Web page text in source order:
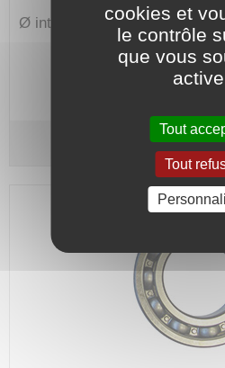
Ø intérieur 50 mm - Ø
mm.
Code article :
Roulement 6310
cookies et
le contrôle
que vous
Tout
Tout